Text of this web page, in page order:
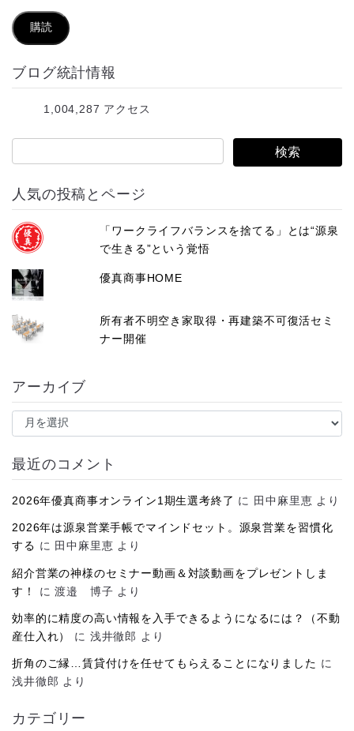
ル
ア
ド
購読
ブログ統計情報
1,004,287 アクセス
人気の投稿とページ
「ワークライフバランスを捨てる」とは“源泉
で生きる”という覚悟
優真商事HOME
所有者不明空き家取得・再建築不可復活セミ
ナー開催
アーカイブ
ア
イ
最近のコメント
2026年優真商事オンライン1期生選考終了 に 田中麻里恵 より
2026年は源泉営業手帳でマインドセット。源泉営業を習慣化
する に 田中麻里恵 より
紹介営業の神様のセミナー動画＆対談動画をプレゼントしま
す！
に渡邉 博子 より
効率的に精度の高い情報を入手できるようになるには？（不動
産仕入れ）
に 浅井徹郎 より
折角のご縁…賃貸付けを任せてもらえることになりました に
浅井徹郎 より
カテゴリー